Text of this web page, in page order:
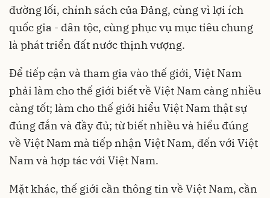
đường lối, chính sách của Đảng, cùng vì lợi ích
quốc gia - dân tộc, cùng phục vụ mục tiêu chung
là phát triển đất nước thịnh vượng.
Để tiếp cận và tham gia vào thế giới, Việt Nam
phải làm cho thế giới biết về Việt Nam càng nhiều
càng tốt; làm cho thế giới hiểu Việt Nam thật sự
đúng đắn và đầy đủ; từ biết nhiều và hiểu đúng
về Việt Nam mà tiếp nhận Việt Nam, đến với Việt
Nam và hợp tác với Việt Nam.
Mặt khác, thế giới cần thông tin về Việt Nam, cần